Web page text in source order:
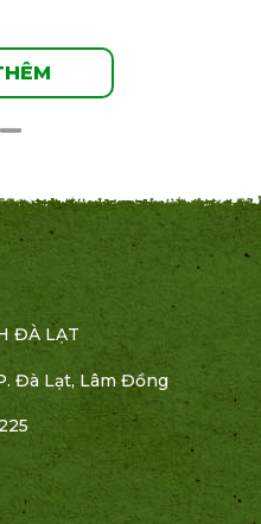
ĐÀ LẠT
Đà Lạt, Lâm Đồng